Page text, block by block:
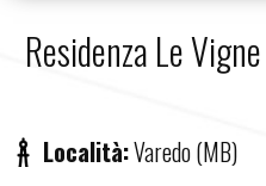
Residenza Le Vigne
Località:Varedo (MB)